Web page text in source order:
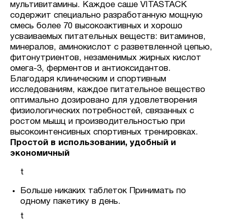
мультивитамины. Каждое саше VITASTACK
содержит специально разработанную мощную
смесь более 70 высокоактивных и хорошо
усваиваемых питательных веществ: витаминов,
минералов, аминокислот с разветвленной цепью,
фитонутриентов, незаменимых жирных кислот
омега-3, ферментов и антиоксидантов.
Благодаря клиническим и спортивным
исследованиям, каждое питательное вещество
оптимально дозировано для удовлетворения
физиологических потребностей, связанных с
ростом мышц и производительностью при
высокоинтенсивных спортивных тренировках.
Простой в использовании, удобный и
экономичный
t
Больше никаких таблеток Принимать по
одному пакетику в день.
t